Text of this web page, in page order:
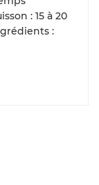
: 15 à 20
: